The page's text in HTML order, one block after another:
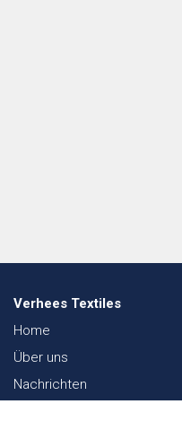
Verhees Textiles
Home
Über uns
Nachrichten